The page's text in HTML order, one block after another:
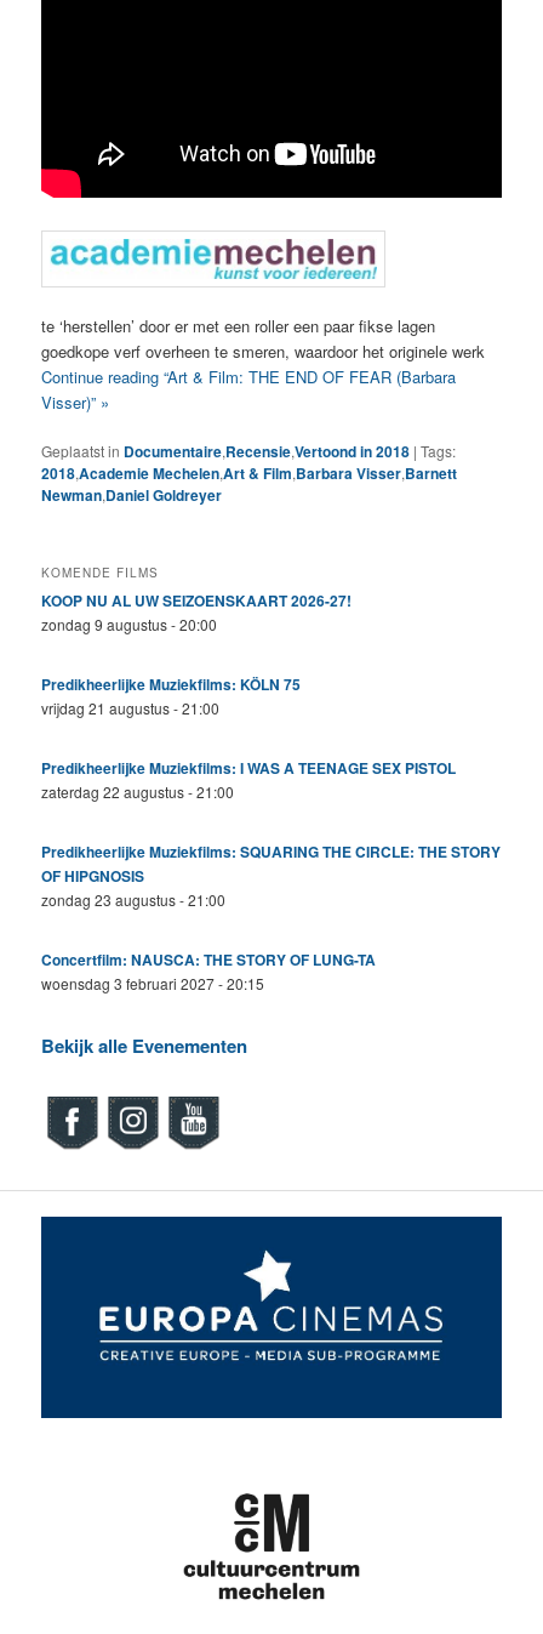
te ‘herstellen’ door er met een roller een paar fikse lagen
goedkope verf overheen te smeren, waardoor het originele werk
Continue reading “Art & Film: THE END OF FEAR (Barbara
Visser)” »
Geplaatst in Documentaire,Recensie,Vertoond in 2018 |Tags:
2018,Academie Mechelen,Art & Film,Barbara Visser,Barnett
Newman,Daniel Goldreyer
KOMENDE FILMS
KOOP NU AL UW SEIZOENSKAART 2026-27!
zondag 9 augustus - 20:00
Predikheerlijke Muziekfilms: KÖLN 75
vrijdag 21 augustus - 21:00
Predikheerlijke Muziekfilms: I WAS A TEENAGE SEX PISTOL
zaterdag 22 augustus - 21:00
Predikheerlijke Muziekfilms: SQUARING THE CIRCLE: THE STORY
OF HIPGNOSIS
zondag 23 augustus - 21:00
Concertfilm: NAUSCA: THE STORY OF LUNG-TA
woensdag 3 februari 2027 - 20:15
Bekijk alle Evenementen